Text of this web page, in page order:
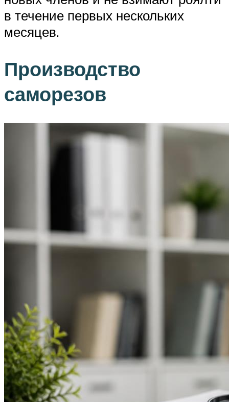
в течение первых нескольких
месяцев.
Производство
саморезов